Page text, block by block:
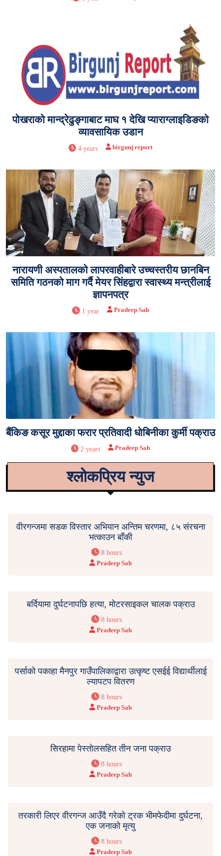
पोखराको मान्द्रेढुङ्गाबाट माघ १ देखि प्याराग्लाइडिङको
व्यावसायिक उडान
4 years birgunj report
नारायणी अस्पतालको लापरवाहीबारे उच्चस्तरीय छानबिन
समिति गठनको माग गर्दै मेयर सिंहद्वारा स्वास्थ्य मन्त्रीलाई
ज्ञापनपत्र
1 year Pradeep Sah
बैंकिङ कसूर मुद्दाका फरार प्रतिवादी धाेबिनीका कुर्मी पक्राउ
2 years Pradeep Sah
श्लोकप्रिय न्युज
वीरगन्जमा सडक विस्तार अभियान अन्तिम चरणमा, ८५ संरचना
भत्काउन बाँकी
8 hours
Pradeep Sah
बर्दियामा दुर्घटनापछि हत्या, मोटरसाइकल चालक पक्राउ
8 hours
Pradeep Sah
पर्साको पकाहा मैनपुर गाउँपालिकाद्वारा उत्कृष्ट एसईई विद्यार्थीलाई
ल्यापटप वितरण
8 hours
Pradeep Sah
सिरहामा पेस्तोलसहित तीन जना पक्राउ
8 hours
Pradeep Sah
तरकारी लिएर वीरगन्ज आउँदै गरेको ट्रक भीमफेदीमा दुर्घटना,
एक जनाको मृत्यु
8 hours
Pradeep Sah